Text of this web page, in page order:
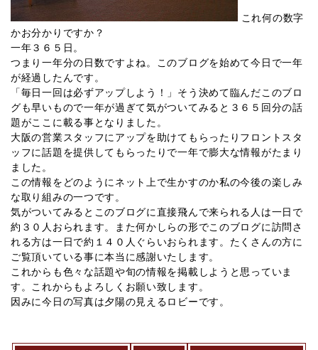
これ何の数字
かお分かりですか？
一年３６５日。
つまり一年分の日数ですよね。このブログを始めて今日で一年
が経過したんです。
「毎日一回は必ずアップしよう！」そう決めて臨んだこのブロ
グも早いもので一年が過ぎて気がついてみると３６５回分の話
題がここに載る事となりました。
大阪の営業スタッフにアップを助けてもらったりフロントスタ
ッフに話題を提供してもらったりで一年で膨大な情報がたまり
ました。
この情報をどのようにネット上で生かすのか私の今後の楽しみ
な取り組みの一つです。
気がついてみるとこのブログに直接飛んで来られる人は一日で
約３０人おられます。また何かしらの形でこのブログに訪問さ
れる方は一日で約１４０人ぐらいおられます。たくさんの方に
ご覧頂いている事に本当に感謝いたします。
これからも色々な話題や旬の情報を掲載しようと思っていま
す。これからもよろしくお願い致します。
因みに今日の写真は夕陽の見えるロビーです。